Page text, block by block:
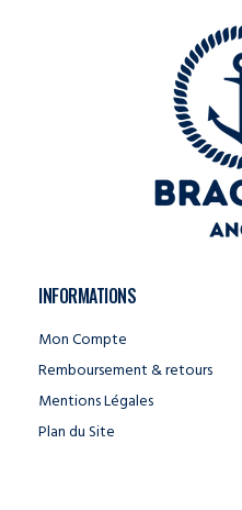
INFORMATIONS
Mon Compte
Remboursement & retours
Mentions Légales
Plan du Site